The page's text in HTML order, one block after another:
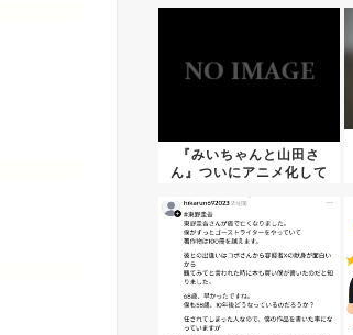
『みいちゃんと山田さ
ん』ついにアニメ化して